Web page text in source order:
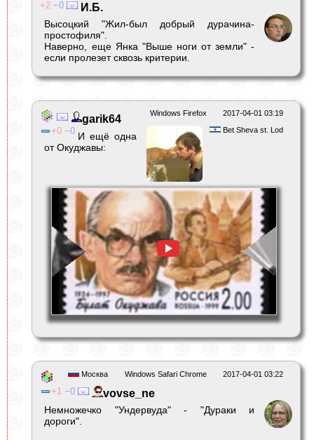
2 0 И.Б.
Высоцкий "Жил-был добрый дурачина-
простофиля".
Наверно, еще Янка "Выше ноги от земли" -
если пролезет сквозь критерии.
2017-04-01 03:19
Windows Firefox
Bet Sheva st. Lod
0 0
garik64
И ещё одна
от Окуджавы:
2017-04-01 03:22
Windows Safari Chrome
Москва
1 0 vovse_ne
Немножечко "Ундервуда" - "Дураки и
дороги".